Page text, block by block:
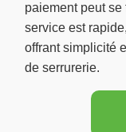
paiement peut
service est
offrant simplicité
de serrurerie.